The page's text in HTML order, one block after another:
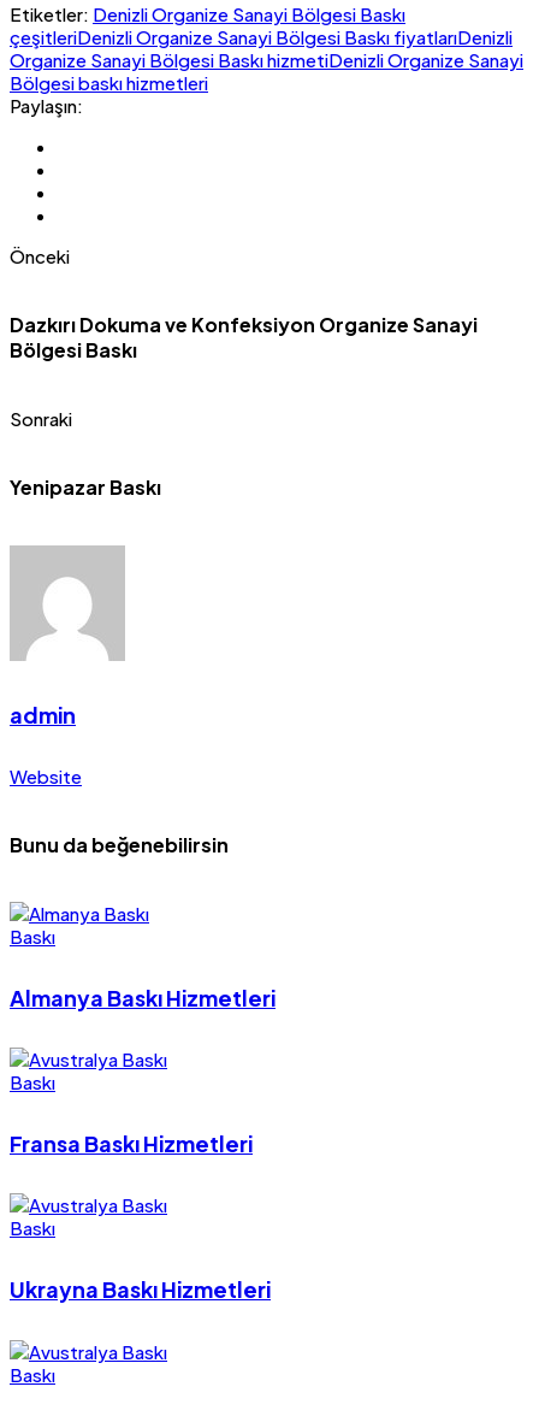
Etiketler: Denizli Organize Sanayi Bölgesi Baskı
çeşitleriDenizli Organize Sanayi Bölgesi Baskı fiyatlarıDenizli
Organize Sanayi Bölgesi Baskı hizmetiDenizli Organize Sanayi
Bölgesi baskı hizmetleri
Paylaşın:
Önceki
Dazkırı Dokuma ve Konfeksiyon Organize Sanayi
Bölgesi Baskı
Sonraki
Yenipazar Baskı
admin
Website
Bunu da beğenebilirsin
Baskı
Almanya Baskı Hizmetleri
Baskı
Fransa Baskı Hizmetleri
Baskı
Ukrayna Baskı Hizmetleri
Baskı